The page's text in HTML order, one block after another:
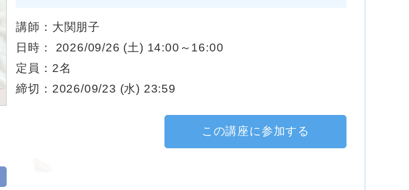
講師：大関朋子
日時： 2026/09/26 (土) 14:00～16:00
定員：2名
締切：2026/09/23 (水) 23:59
この講座に参加する